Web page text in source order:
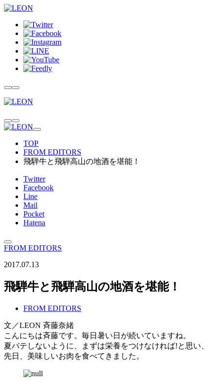
TOP
FROM EDITORS
飛騨牛と飛騨高山の地酒を堪能！
Twitter
Facebook
Line
Mail
Pocket
Hatena
FROM EDITORS
2017.07.13
飛騨牛と飛騨高山の地酒を堪能！
FROM EDITORS
文／LEON 斉藤奈緒
こんにちは斉藤です。毎日暑い日が続いていますね。
夏バテしないように、まずは栄養をつけなければ!と思い、
先日、美味しいお肉を食べてきました。